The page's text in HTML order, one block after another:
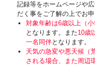
記録等をホームページや
だく事をご了解の上でお申
対象年齢は6歳以上（
となります。また10歳
一名同伴となります。
天気の急変や悪天候（
される場合、また周辺